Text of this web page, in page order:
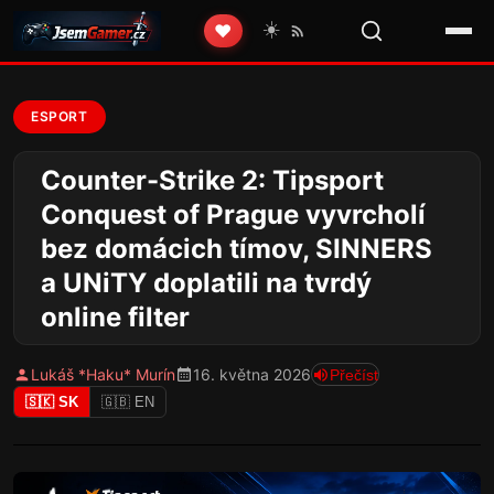
❤️ ☀️
ESPORT
Counter-Strike 2: Tipsport
Conquest of Prague vyvrcholí
bez domácich tímov, SINNERS
a UNiTY doplatili na tvrdý
online filter
Lukáš *Haku* Murín 16. května 2026 Přečíst
🇸🇰 SK 🇬🇧 EN